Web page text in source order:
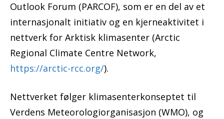
Outlook Forum (PARCOF), som er en del av et
internasjonalt initiativ og en kjerneaktivitet i
nettverk for Arktisk klimasenter (Arctic
Regional Climate Centre Network,
https://arctic-rcc.org/).
Nettverket følger klimasenterkonseptet til
Verdens Meteorologiorganisasjon (WMO), og